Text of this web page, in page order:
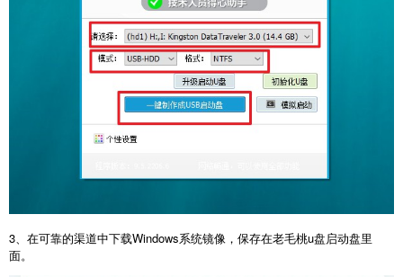
3、在可靠的渠道中下载Windows系统镜像，保存在老毛桃u盘启动盘里
面。